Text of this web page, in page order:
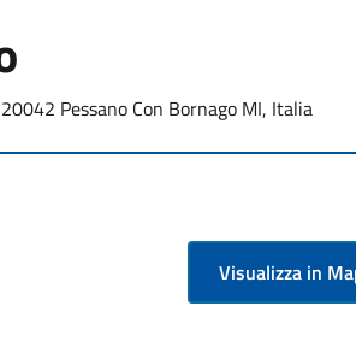
Pessano Con Bornago MI, Italia
Visualizza in